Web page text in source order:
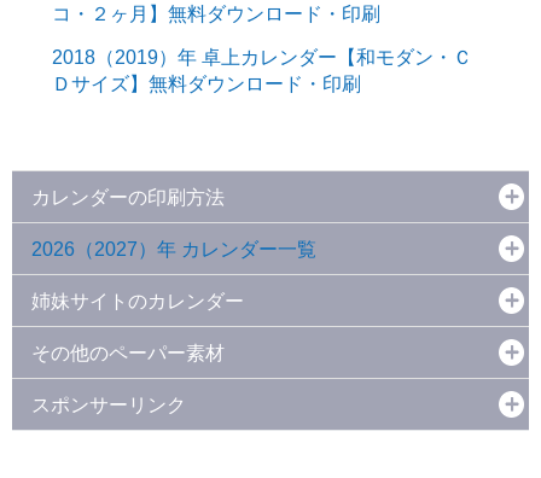
コ・２ヶ月】無料ダウンロード・印刷
2018（2019）年 卓上カレンダー【和モダン・Ｃ
Ｄサイズ】無料ダウンロード・印刷
カレンダーの印刷方法
2026（2027）年 カレンダー一覧
姉妹サイトのカレンダー
その他のペーパー素材
スポンサーリンク